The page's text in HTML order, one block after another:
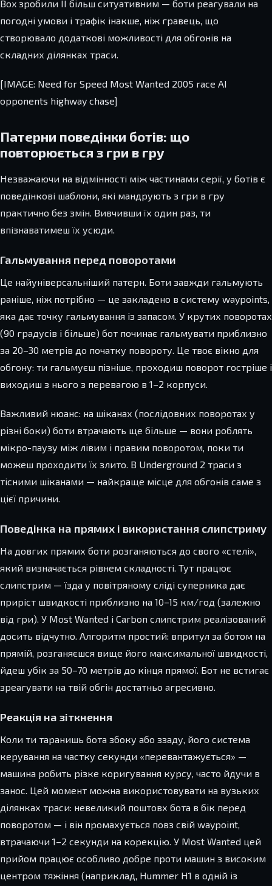
Box зробили ІІ більш ситуативним — боти реагували на
погодні умови і трафік інакше, ніж гравець, що
створювало додаткові можливості для обгонів на
складних ділянках траси.
[IMAGE: Need for Speed Most Wanted 2005 race AI
opponents highway chase]
Патерни поведінки ботів: що
повторюється з гри в гру
Незважаючи на відмінності між частинами серії, у ботів є
поведінкові шаблони, які мандрують з гри в гру
практично без змін. Вивчивши їх один раз, ти
впізнаватимеш їх усюди.
Гальмування перед поворотами
Це найуніверсальніший патерн. Боти завжди гальмують
раніше, ніж потрібно — це закладено в систему waypoints,
яка дає точку гальмування із запасом. У крутих поворотах
(90 градусів і більше) бот починає гальмувати приблизно
за 20–30 метрів до початку повороту. Це твоє вікно для
обгону: ти гальмуєш пізніше, проходиш поворот гостріше і
виходиш з нього з перевагою в 1–2 корпуси.
Важливий нюанс: на шіканах (послідовних поворотах у
різні боки) боти втрачають ще більше — вони роблять
мікро-паузу між лівим і правим поворотом, поки ти
можеш проходити їх злито. В Underground 2 траси з
тісними шіканами — найкраще місце для обгонів саме з
цієї причини.
Поведінка на прямих і використання слипстриму
На довгих прямих боти розганяються до свого «стелі»,
який визначається рівнем складності. Тут працює
слипстрим — їзда у повітряному сліді суперника дає
приріст швидкості приблизно на 10–15 км/год (залежно
від гри). У Most Wanted і Carbon слипстрим реалізований
досить відчутно. Алгоритм простий: впритул за ботом на
прямій, розганяєшся вище його максимальної швидкості,
йдеш убік за 50–70 метрів до кінця прямої. Бот не встигає
зреагувати на твій обгін достатньо агресивно.
Реакція на зіткнення
Коли ти таранишь бота збоку або ззаду, його система
керування на частку секунди «перевантажується» —
машина робить різке коригування курсу, часто йдучи в
занос. Цей момент можна використовувати на вузьких
ділянках траси: невеликий поштовх бота в бік перед
поворотом — і він промахується повз свій waypoint,
втрачаючи 1–2 секунди на корекцію. У Most Wanted цей
прийом працює особливо добре проти машин з високим
центром тяжіння (наприклад, Hummer H1 в одній із